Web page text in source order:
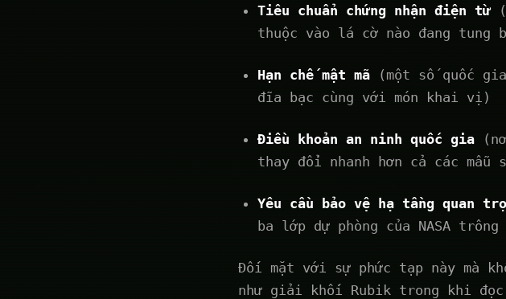
Tiêu chuẩn chứng nhận điện từ
thuộc vào lá cờ nào đang tung
Hạn chế mật mã (một số quốc
đĩa bạc cùng với món khai vị)
Điều khoản an ninh quốc gia
thay đổi nhanh hơn cả các mẫu
Yêu cầu bảo vệ hạ tầng quan
ba lớp dự phòng của NASA
Đối mặt với sự phức tạp này mà
như giải khối Rubik trong khi